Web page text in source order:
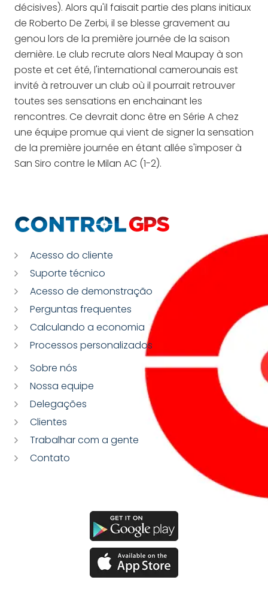
décisives). Alors qu'il faisait partie des plans initiaux
de Roberto De Zerbi, il se blesse gravement au
genou lors de la première journée de la saison
dernière. Le club recrute alors Neal Maupay à son
poste et cet été, l'international camerounais est
invité à retrouver un club où il pourrait retrouver
toutes ses sensations en enchainant les
rencontres. Ce devrait donc être en Série A chez
une équipe promue qui vient de signer la sensation
de la première journée en étant allée s'imposer à
San Siro contre le Milan AC (1-2).
Acesso do cliente
Suporte técnico
Acesso de demonstração
Perguntas frequentes
Calculando a economia
Processos personalizados
Sobre nós
Nossa equipe
Delegações
Clientes
Trabalhar com a gente
Contato